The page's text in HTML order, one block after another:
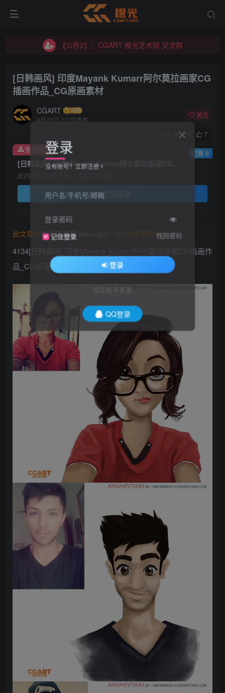
【公告2】：CGART 橙光艺术网 交流群
【公告1】：将免费进行到底！！！
【公告2】：CGART 橙光艺术网 交流群
[日韩画风] 印度Mayank Kumarr阿尔莫拉画家CG
插画作品_CG原画素材
CGART
9月23日 17:03发布
关注
215 7
此内容为免费资源，请登录后查看
登录查看
免费资源 已售 9
此文章由 橙光艺术网(www.cgart.net) 收集整理发布
4134[日韩画风] 印度Mayank Kumarr阿尔莫拉画家CG插画作
品_CG原画素材
登录
没有账号？立即注册
用户名/手机号/邮箱
登录密码
记住登录 找回密码
登录
社交账号登录
QQ登录